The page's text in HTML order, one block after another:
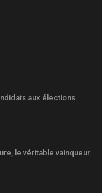
aux élections
le véritable vainqueur